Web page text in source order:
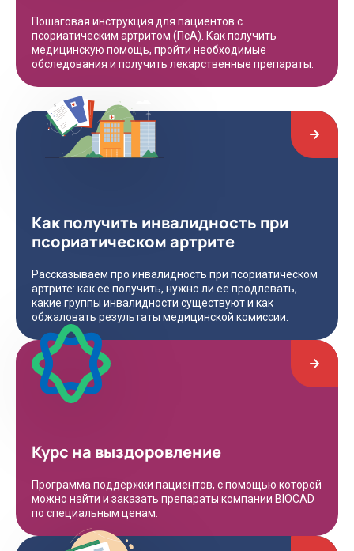
Пошаговая инструкция для пациентов с
псориатическим артритом (ПсА). Как получить
медицинскую помощь, пройти необходимые
обследования и получить лекарственные препараты.
Как получить инвалидность при
псориатическом артрите
Рассказываем про инвалидность при псориатическом
артрите: как ее получить, нужно ли ее продлевать,
какие группы инвалидности существуют и как
обжаловать результаты медицинской комиссии.
Курс на выздоровление
Программа поддержки пациентов, с помощью которой
можно найти и заказать препараты компании BIOCAD
по специальным ценам.